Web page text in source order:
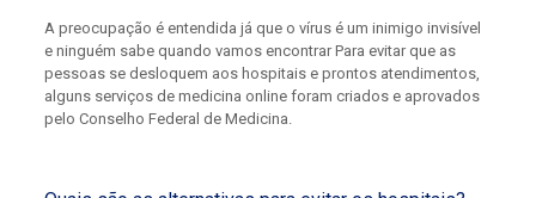
A preocupação é entendida já que o vírus é um inimigo invisível
e ninguém sabe quando vamos encontrar Para evitar que as
pessoas se desloquem aos hospitais e prontos atendimentos,
alguns serviços de medicina online foram criados e aprovados
pelo Conselho Federal de Medicina.